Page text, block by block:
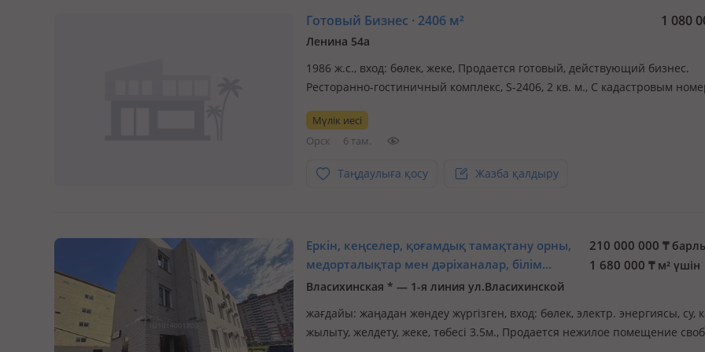
Готовый Бизнес · 2406 м² 1 080
Ленина 54а
1986 ж.с., вход: бөлек, жеке, Продается готовый, действующий бизнес.
Ресторанно-гостиничный комплекс, S-2406, 2 кв. м., С кадастровым
56:43:0201011. Здание постройки 1986 года, два этажа + подземное (
Мүлік иесі
Орск
6 там.
Таңдаулыға қосу Жазба қалдыру
Еркін, кеңселер, қоғамдық тамақтану орны,
медорталықтар мен дәріханалар, білім
орталықтары · 125 м²
210 000 000 ₸
1 680 000 ₸ м² үшін
Власихинская * — 1-я линия ул.Власихинской
жағдайы: жаңадан жөндеу жүргізген, вход: бөлек, электр. энергиясы, су,
жылыту, желдету, жеке, төбесі 3.5м., Продается нежилое помещение